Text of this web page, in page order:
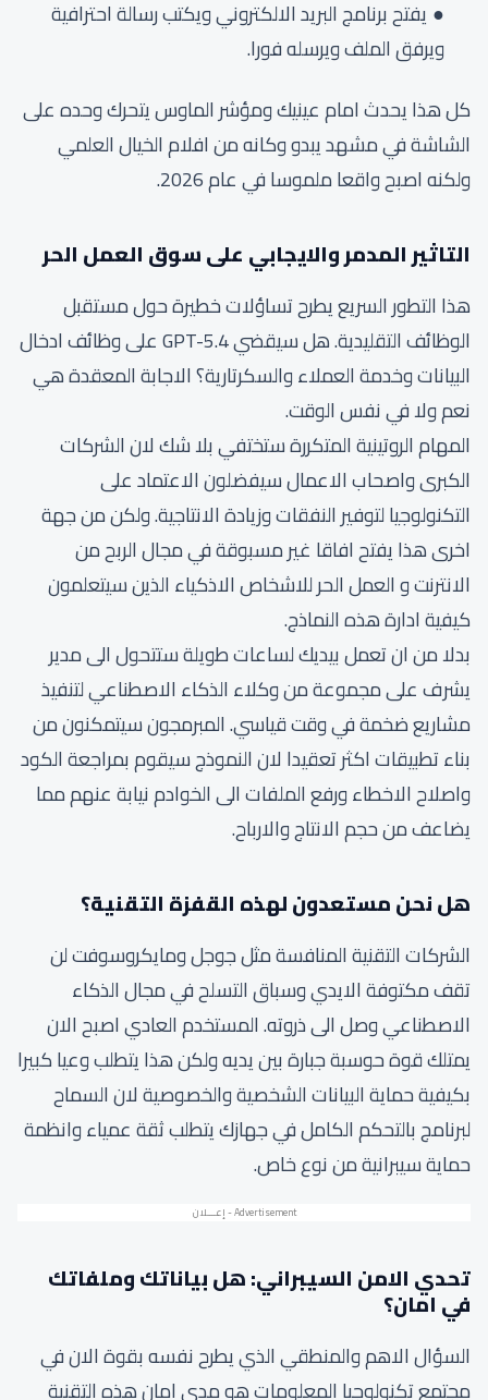
يفتح برنامج البريد الالكتروني ويكتب رسالة احترافية
ويرفق الملف ويرسله فورا.
كل هذا يحدث امام عينيك ومؤشر الماوس يتحرك وحده على
الشاشة في مشهد يبدو وكانه من افلام الخيال العلمي
ولكنه اصبح واقعا ملموسا في عام 2026.
التاثير المدمر والايجابي على سوق العمل الحر
هذا التطور السريع يطرح تساؤلات خطيرة حول مستقبل
الوظائف التقليدية. هل سيقضي GPT-5.4 على وظائف ادخال
البيانات وخدمة العملاء والسكرتارية؟ الاجابة المعقدة هي
نعم ولا في نفس الوقت.
المهام الروتينية المتكررة ستختفي بلا شك لان الشركات
الكبرى واصحاب الاعمال سيفضلون الاعتماد على
التكنولوجيا لتوفير النفقات وزيادة الانتاجية. ولكن من جهة
اخرى هذا يفتح افاقا غير مسبوقة في مجال الربح من
الانترنت و العمل الحر للاشخاص الاذكياء الذين سيتعلمون
كيفية ادارة هذه النماذج.
بدلا من ان تعمل بيديك لساعات طويلة ستتحول الى مدير
يشرف على مجموعة من وكلاء الذكاء الاصطناعي لتنفيذ
مشاريع ضخمة في وقت قياسي. المبرمجون سيتمكنون من
بناء تطبيقات اكثر تعقيدا لان النموذج سيقوم بمراجعة الكود
واصلاح الاخطاء ورفع الملفات الى الخوادم نيابة عنهم مما
يضاعف من حجم الانتاج والارباح.
هل نحن مستعدون لهذه القفزة التقنية؟
الشركات التقنية المنافسة مثل جوجل ومايكروسوفت لن
تقف مكتوفة الايدي وسباق التسلح في مجال الذكاء
الاصطناعي وصل الى ذروته. المستخدم العادي اصبح الان
يمتلك قوة حوسبة جبارة بين يديه ولكن هذا يتطلب وعيا كبيرا
بكيفية حماية البيانات الشخصية والخصوصية لان السماح
لبرنامج بالتحكم الكامل في جهازك يتطلب ثقة عمياء وانظمة
حماية سيبرانية من نوع خاص.
تحدي الامن السيبراني: هل بياناتك وملفاتك
في امان؟
السؤال الاهم والمنطقي الذي يطرح نفسه بقوة الان في
مجتمع تكنولوجيا المعلومات هو مدى امان هذه التقنية